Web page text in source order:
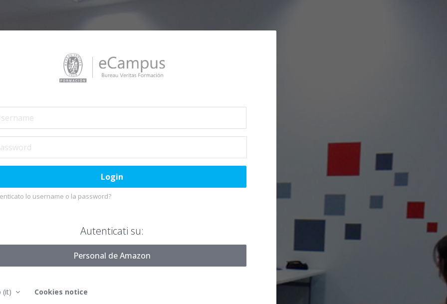
Login
lo username o la password?
Autenticati su:
Personal de Amazon
‎(it)‎ Cookies notice